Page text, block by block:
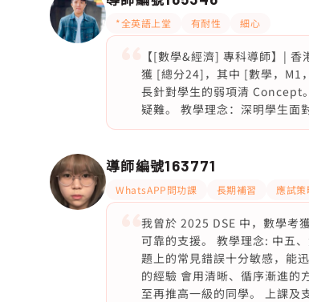
*全英語上堂 有耐性 細心
【[數學&經濟] 專科導師】|
獲 [總分24]，其中 [數學，M1
長針對學生的弱項清 Concept
疑難。 教學理念：深明學生面
導師編號163771
WhatsAPP問功課 長期補習 應試策
我曾於 2025 DSE 中，數學考
可靠的支援。 教學理念: 中五
題上的常見錯誤十分敏感，能
的經驗 會用清晰、循序漸進的
至再推高一級的同學。 上課及